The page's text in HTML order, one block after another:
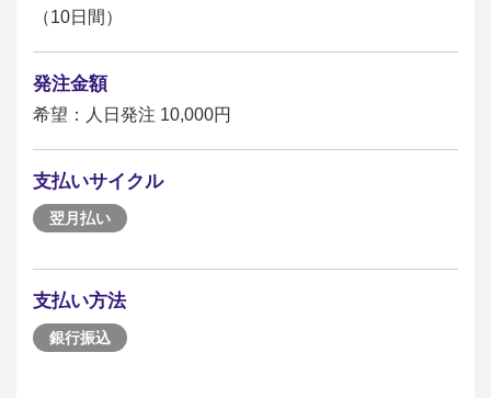
（10日間）
発注金額
希望：人日発注 10,000円
支払いサイクル
翌月払い
支払い方法
銀行振込